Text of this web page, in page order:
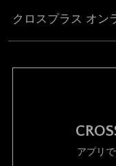
クロスプラス オン
アプリ